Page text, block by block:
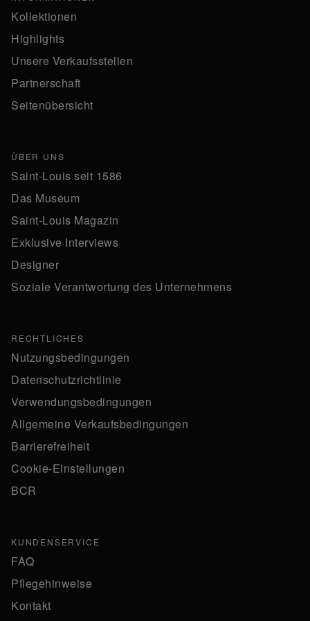
Kollektionen
Highlights
Unsere Verkaufsstellen
Partnerschaft
Seitenübersicht
ÜBER UNS
Saint-Louis seit 1586
Das Museum
Saint-Louis Magazin
Exklusive Interviews
Designer
Soziale Verantwortung des Unternehmens
RECHTLICHES
Nutzungsbedingungen
Datenschutzrichtlinie
Verwendungsbedingungen
Allgemeine Verkaufsbedingungen
Barrierefreiheit
Cookie-Einstellungen
BCR
KUNDENSERVICE
FAQ
Pflegehinweise
Kontakt